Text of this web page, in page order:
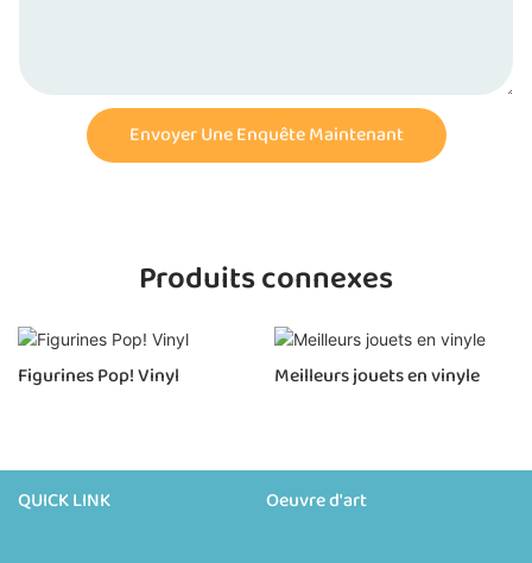
Envoyer Une Enquête Maintenant
Produits connexes
Figurines Pop! Vinyl Meilleurs jouets en vinyle
QUICK LINK Oeuvre d'art